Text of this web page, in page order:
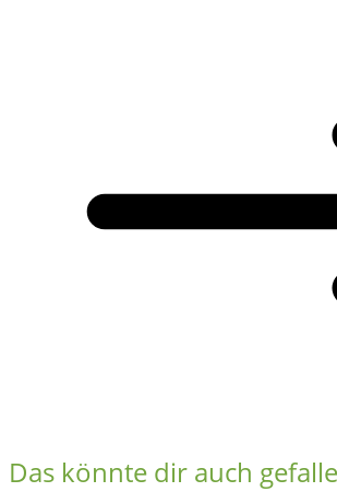
Das könnte dir auch